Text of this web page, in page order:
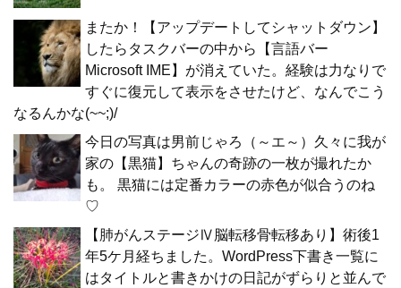
またか！【アップデートしてシャットダウン】
したらタスクバーの中から【言語バー
Microsoft IME】が消えていた。経験は力なりで
すぐに復元して表示をさせたけど、なんでこう
なるんかな(~~;)/
今日の写真は男前じゃろ（～エ～）久々に我が
家の【黒猫】ちゃんの奇跡の一枚が撮れたか
も。 黒猫には定番カラーの赤色が似合うのね
♡
【肺がんステージⅣ脳転移骨転移あり】術後1
年5ケ月経ちました。WordPress下書き一覧に
はタイトルと書きかけの日記がずらりと並んで